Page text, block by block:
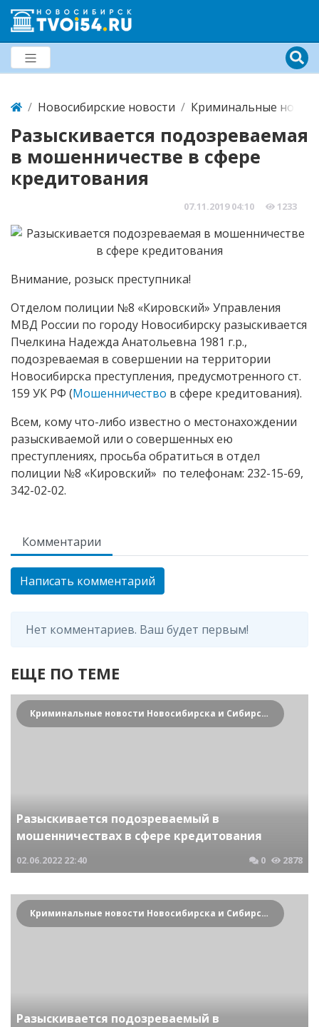
Новосибирские новости Криминальные
Разыскивается подозреваемая
в мошенничестве в сфере
кредитования
07.11.2019 04:10 1233
Внимание, розыск преступника!
Отделом полиции №8 «Кировский» Управления
МВД России по городу Новосибирску разыскивается
Пчелкина Надежда Анатольевна 1981 г.р.,
подозреваемая в совершении на территории
Новосибирска преступления, предусмотренного ст.
159 УК РФ (Мошенничество в сфере кредитования).
Всем, кому что-либо известно о местонахождении
разыскиваемой или о совершенных ею
преступлениях, просьба обратиться в отдел
полиции №8 «Кировский» по телефонам: 232-15-69,
342-02-02.
Комментарии
Написать комментарий
Нет комментариев. Ваш будет первым!
ЕЩЕ ПО ТЕМЕ
Криминальные новости Новосибирска и Сибирского региона
Разыскивается подозреваемый в
мошенничествах в сфере кредитования
02.06.2022 22:40 0 2878
Криминальные новости Новосибирска и Сибирского региона
Разыскивается подозреваемый в